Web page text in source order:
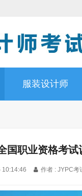
服装设计师
国职业资格考
10:14:46 作者 : JYPC考